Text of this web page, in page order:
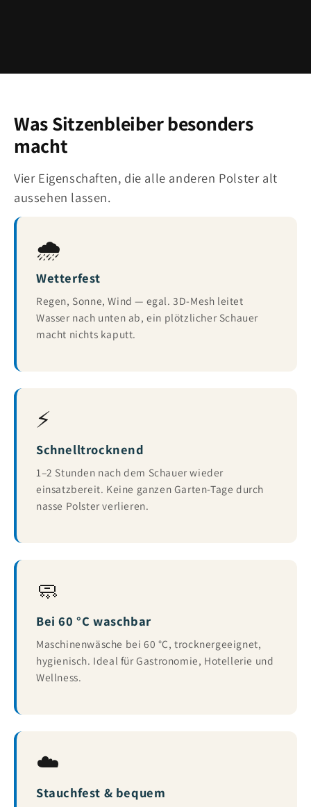
Was Sitzenbleiber besonders
macht
Vier Eigenschaften, die alle anderen Polster alt
aussehen lassen.
🌧️
Wetterfest
Regen, Sonne, Wind — egal. 3D-Mesh leitet
Wasser nach unten ab, ein plötzlicher Schauer
macht nichts kaputt.
⚡
Schnelltrocknend
1–2 Stunden nach dem Schauer wieder
einsatzbereit. Keine ganzen Garten-Tage durch
nasse Polster verlieren.
🧼
Bei 60 °C waschbar
Maschinenwäsche bei 60 °C, trocknergeeignet,
hygienisch. Ideal für Gastronomie, Hotellerie und
Wellness.
☁️
Stauchfest & bequem